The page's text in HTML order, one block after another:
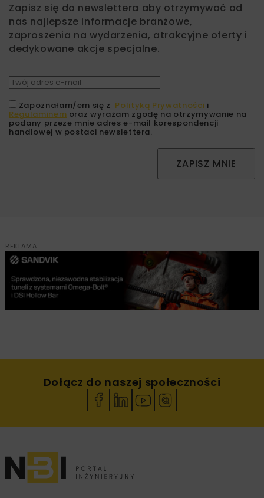
Zapisz się do newslettera aby otrzymywać od
nas najlepsze informacje branżowe,
zaproszenia na wydarzenia, atrakcyjne oferty i
dedykowane akcje specjalne.
Zapoznałam/em się z Polityką Prywatności i
Regulaminem oraz wyrażam zgodę na otrzymywanie na
podany przeze mnie adres e-mail korespondencji
handlowej w postaci newslettera.
ZAPISZ MNIE
REKLAMA
Dołącz do naszej społeczności